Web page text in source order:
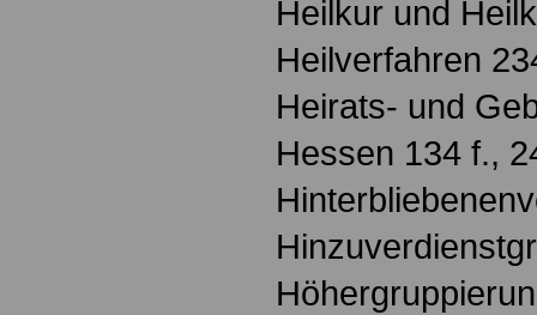
Heilkur und
Heilverfahren
Heirats- und
Hessen 134 f.,